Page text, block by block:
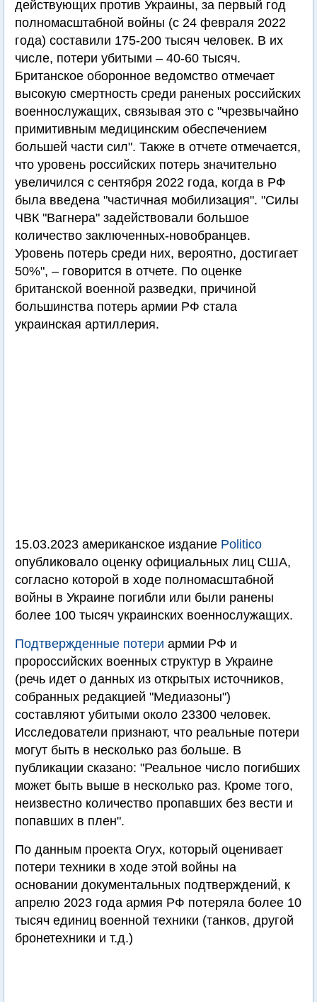
действующих против Украины, за первый год
полномасштабной войны (с 24 февраля 2022
года) составили 175-200 тысяч человек. В их
числе, потери убитыми – 40-60 тысяч.
Британское оборонное ведомство отмечает
высокую смертность среди раненых российских
военнослужащих, связывая это с "чрезвычайно
примитивным медицинским обеспечением
большей части сил". Также в отчете отмечается,
что уровень российских потерь значительно
увеличился с сентября 2022 года, когда в РФ
была введена "частичная мобилизация". "Силы
ЧВК "Вагнера" задействовали большое
количество заключенных-новобранцев.
Уровень потерь среди них, вероятно, достигает
50%", – говорится в отчете. По оценке
британской военной разведки, причиной
большинства потерь армии РФ стала
украинская артиллерия.
15.03.2023 американское издание Politico
опубликовало оценку официальных лиц США,
согласно которой в ходе полномасштабной
войны в Украине погибли или были ранены
более 100 тысяч украинских военнослужащих.
Подтвержденные потери армии РФ и
пророссийских военных структур в Украине
(речь идет о данных из открытых источников,
собранных редакцией "Медиазоны")
составляют убитыми около 23300 человек.
Исследователи признают, что реальные потери
могут быть в несколько раз больше. В
публикации сказано: "Реальное число погибших
может быть выше в несколько раз. Кроме того,
неизвестно количество пропавших без вести и
попавших в плен".
По данным проекта Oryx, который оценивает
потери техники в ходе этой войны на
основании документальных подтверждений, к
апрелю 2023 года армия РФ потеряла более 10
тысяч единиц военной техники (танков, другой
бронетехники и т.д.)